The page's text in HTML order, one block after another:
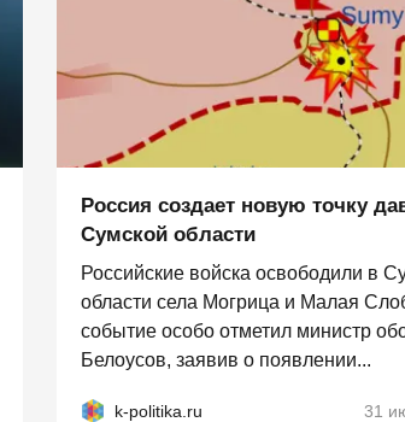
Россия создает новую точку
Сумской области
Российские войска освободили в
области села Могрица и Малая
событие особо отметил министр
Белоусов, заявив о появлении...
k-politika.ru 31